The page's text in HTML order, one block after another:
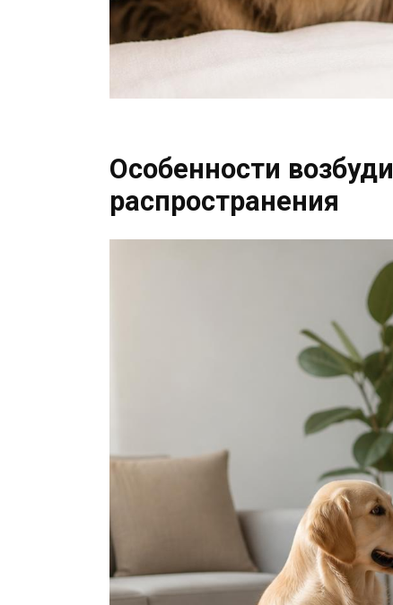
Особенности
распространения